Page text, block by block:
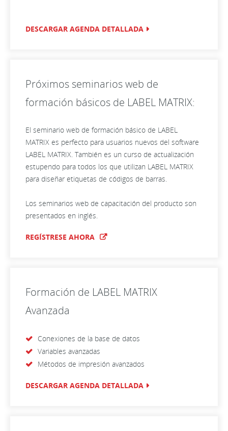
DESCARGAR AGENDA DETALLADA
Próximos seminarios web de
formación básicos de LABEL MATRIX:
El seminario web de formación básico de LABEL
MATRIX es perfecto para usuarios nuevos del software
LABEL MATRIX. También es un curso de actualización
estupendo para todos los que utilizan LABEL MATRIX
para diseñar etiquetas de códigos de barras.
Los seminarios web de capacitación del producto son
presentados en inglés.
REGÍSTRESE AHORA
Formación de LABEL MATRIX
Avanzada
Conexiones de la base de datos
Variables avanzadas
Métodos de impresión avanzados
DESCARGAR AGENDA DETALLADA